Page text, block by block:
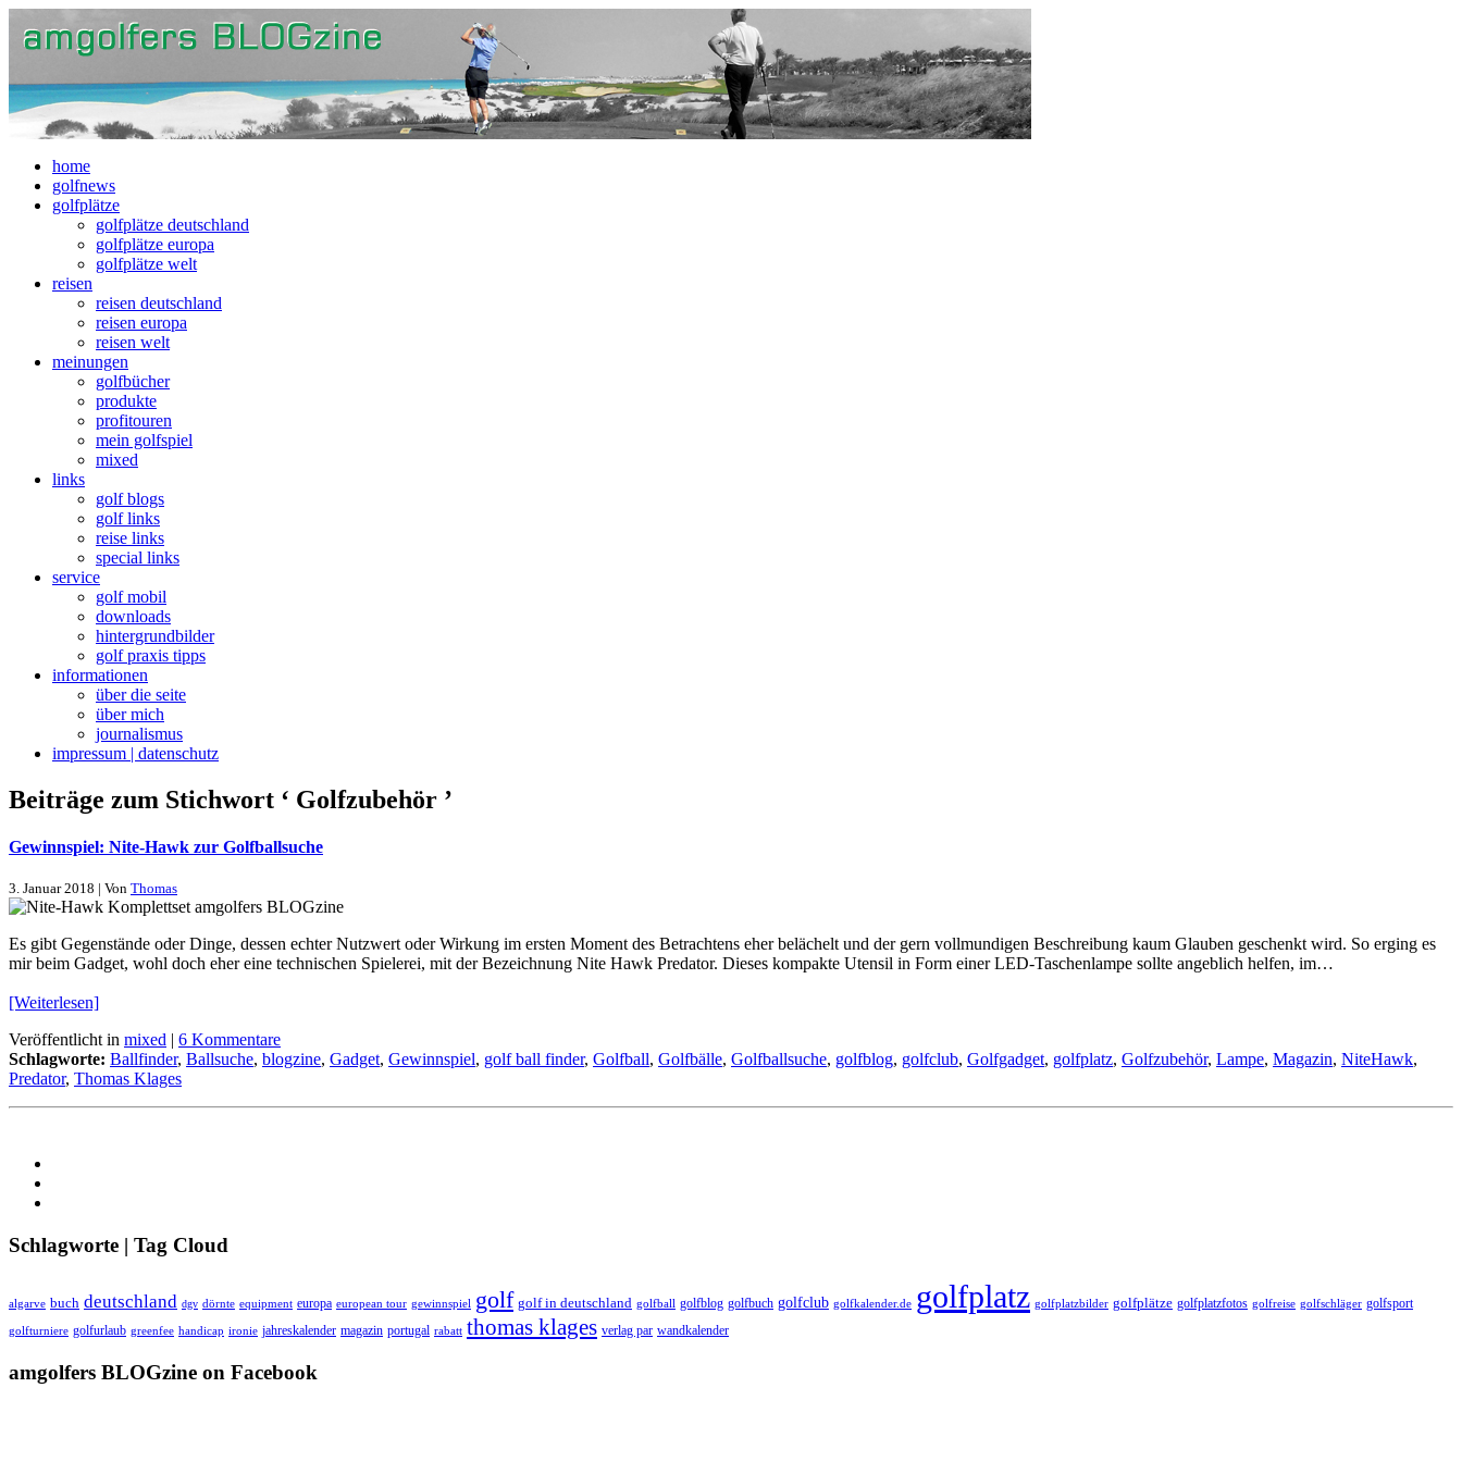
home
golfnews
golfplätze
golfplätze deutschland
golfplätze europa
golfplätze welt
reisen
reisen deutschland
reisen europa
reisen welt
meinungen
golfbücher
produkte
profitouren
mein golfspiel
mixed
links
golf blogs
golf links
reise links
special links
service
golf mobil
downloads
hintergrundbilder
golf praxis tipps
informationen
über die seite
über mich
journalismus
impressum | datenschutz
Beiträge zum Stichwort ‘ Golfzubehör ’
Gewinnspiel: Nite-Hawk zur Golfballsuche
3. Januar 2018 | Von Thomas
Es gibt Gegenstände oder Dinge, dessen echter Nutzwert oder Wirkung im ersten Moment des Betrachtens eher belächelt und der gern vollmundigen Beschreibung kaum Glauben geschenkt wird. So erging es
mir beim Gadget, wohl doch eher eine technischen Spielerei, mit der Bezeichnung Nite Hawk Predator. Dieses kompakte Utensil in Form einer LED-Taschenlampe sollte angeblich helfen, im…
[Weiterlesen]
Veröffentlicht in mixed | 6 Kommentare
Schlagworte: Ballfinder, Ballsuche, blogzine, Gadget, Gewinnspiel, golf ball finder, Golfball, Golfbälle, Golfballsuche, golfblog, golfclub, Golfgadget, golfplatz, Golfzubehör, Lampe, Magazin, NiteHawk,
Predator, Thomas Klages
Schlagworte | Tag Cloud
algarve buch deutschland dgv dörnte equipment europa european tour gewinnspiel golf golf in deutschland golfball golfblog golfbuch golfclub golfkalender.de golfplatz golfplatzbilder golfplätze golfplatzfotos golfreise golfschläger golfsport
golfturniere golfurlaub greenfee handicap ironie jahreskalender magazin portugal rabatt thomas klages verlag par wandkalender
amgolfers BLOGzine on Facebook